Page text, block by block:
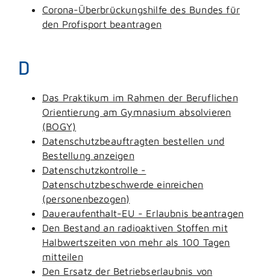
Corona-Überbrückungshilfe des Bundes für
den Profisport beantragen
D
Das Praktikum im Rahmen der Beruflichen
Orientierung am Gymnasium absolvieren
(BOGY)
Datenschutzbeauftragten bestellen und
Bestellung anzeigen
Datenschutzkontrolle -
Datenschutzbeschwerde einreichen
(personenbezogen)
Daueraufenthalt-EU - Erlaubnis beantragen
Den Bestand an radioaktiven Stoffen mit
Halbwertszeiten von mehr als 100 Tagen
mitteilen
Den Ersatz der Betriebserlaubnis von